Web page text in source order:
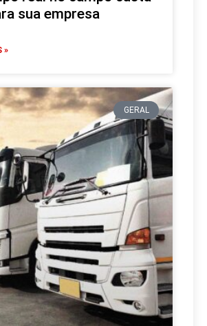
sua empresa
»
GERAL